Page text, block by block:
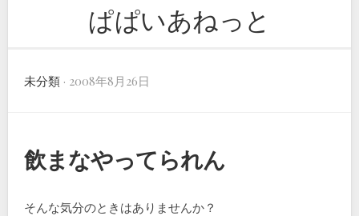
ぱぱいあねっと
未分類 · 2008年8月26日
飲まなやってられん
そんな気分のときはありませんか？